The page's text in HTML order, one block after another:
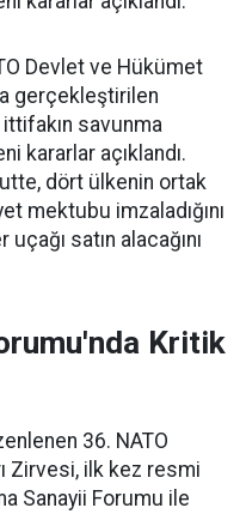
Devlet ve Hükümet
gerçekleştirilen
savunma
kararlar açıklandı.
dört ülkenin ortak
mektubu imzaladığını
satın alacağını
Kritik
36. NATO
Zirvesi, ilk kez resmi
Sanayii Forumu ile